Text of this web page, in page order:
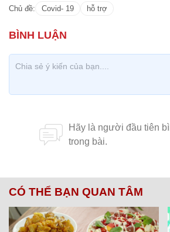
Chủ đề: Covid- 19 hỗ trợ
CÓ THỂ BẠN QUAN TÂM